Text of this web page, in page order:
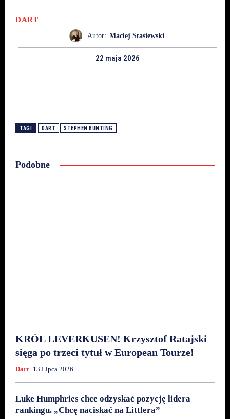
DART
Autor: Maciej Stasiewski
22 maja 2026
TAGI DART STEPHEN BUNTING
Podobne
KRÓL LEVERKUSEN! Krzysztof Ratajski
sięga po trzeci tytuł w European Tourze!
Dart 13 Lipca 2026
Luke Humphries chce odzyskać pozycję lidera
rankingu. „Chcę naciskać na Littlera”